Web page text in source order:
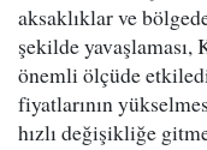
aksaklıklar ve
şekilde yavaşlaması,
önemli ölçüde
fiyatlarının
hızlı değişikliğe